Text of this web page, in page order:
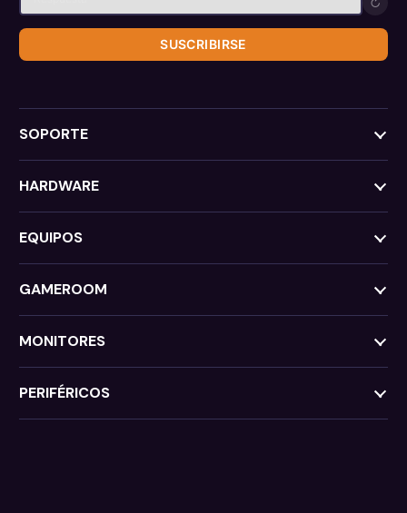
SUSCRIBIRSE
SOPORTE
HARDWARE
EQUIPOS
GAMEROOM
MONITORES
PERIFÉRICOS